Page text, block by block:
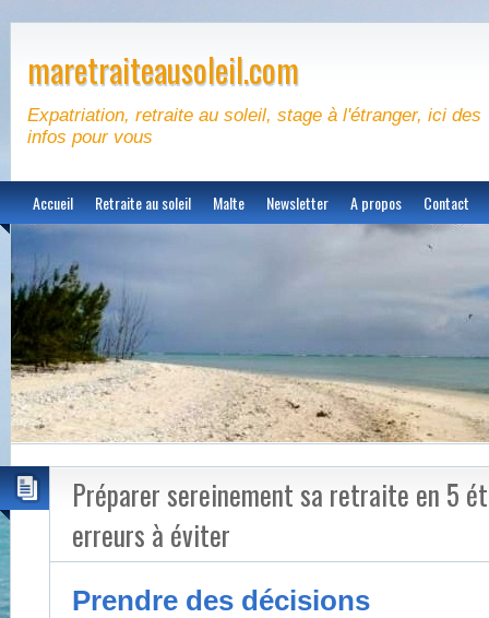
maretraiteausoleil.com
Expatriation, retraite au soleil, stage à l'étranger, ici des
infos pour vous
Accueil Retraite au soleil Malte Newsletter A propos Contact
Préparer sereinement sa retraite en 5
erreurs à éviter
Prendre des décisions